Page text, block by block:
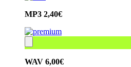
MP3 2,40€
WAV 6,00€